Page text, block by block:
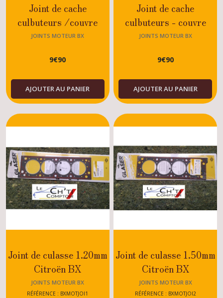
Joint de cache
culbuteurs /couvre
culasse Citroën BX
1.7 - 1.8 - 1.9
JOINTS MOTEUR BX
9€90
AJOUTER AU PANIER
Joint de cache
culbuteurs - couvre
culasse Citroën BX
JOINTS MOTEUR BX
9€90
AJOUTER AU PANIER
Joint de culasse 1.20mm
Citroën BX
GTI/GTI16/1.9/1.6
JOINTS MOTEUR BX
RÉFÉRENCE : BXMOTJOI1
Joint de culasse 1.50mm
Citroën BX
GTI/GTI16/1.9/1.6
JOINTS MOTEUR BX
RÉFÉRENCE : BXMOTJOI2